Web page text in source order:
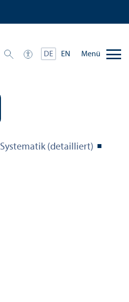
DE EN Menü
Systematik (detailliert)